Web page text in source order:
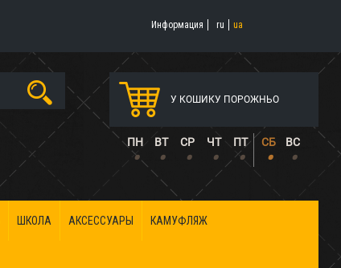
Информация ru ua
У КОШИКУ ПОРОЖНЬО
ПН ВТ СР ЧТ ПТ СБ ВС
• • • • • • •
ШКОЛА АКСЕССУАРЫ КАМУФЛЯЖ